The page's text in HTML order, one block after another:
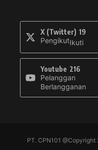
X (Twitter) 19
PengikutIkuti
Youtube 216
Pelanggan
Berlangganan
PT. CPN101